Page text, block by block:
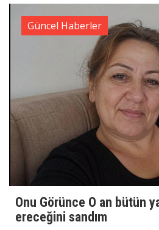
Güncel Haberler
Onu Görünce O an bütün
ereceğini sandım